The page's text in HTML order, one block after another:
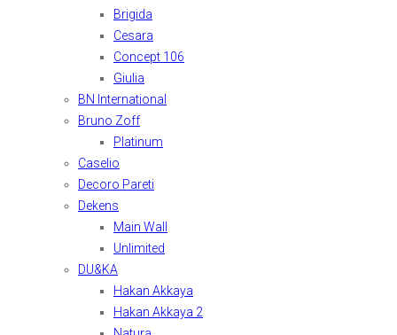
Brigida
Cesara
Concept 106
Giulia
BN International
Bruno Zoff
Platinum
Caselio
Decoro Pareti
Dekens
Main Wall
Unlimited
DU&KA
Hakan Akkaya
Hakan Akkaya 2